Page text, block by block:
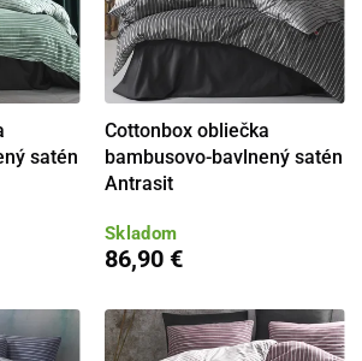
satén
Cottonbox obliečka
bambusovo-bavlnený satén
Antrasit
Skladom
86,90 €